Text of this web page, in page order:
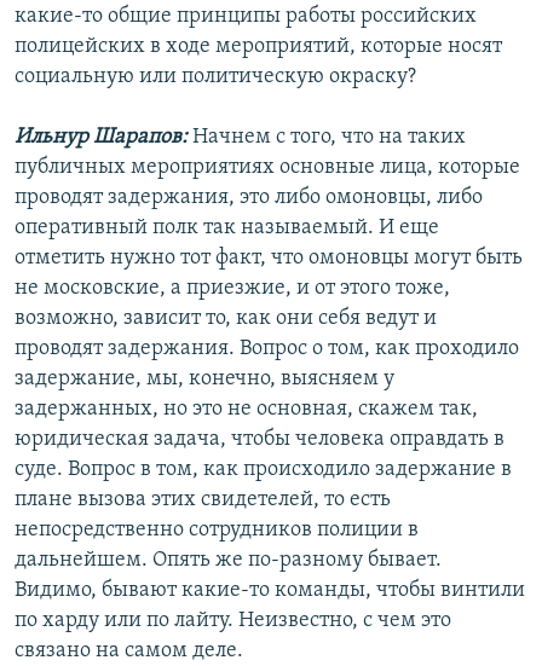
какие-то общие принципы работы российских
полицейских в ходе мероприятий, которые носят
социальную или политическую окраску?
Ильнур Шарапов:Начнем с того, что на таких
публичных мероприятиях основные лица, которые
проводят задержания, это либо омоновцы, либо
оперативный полк так называемый. И еще
отметить нужно тот факт, что омоновцы могут быть
не московские, а приезжие, и от этого тоже,
возможно, зависит то, как они себя ведут и
проводят задержания. Вопрос о том, как проходило
задержание, мы, конечно, выясняем у
задержанных, но это не основная, скажем так,
юридическая задача, чтобы человека оправдать в
суде. Вопрос в том, как происходило задержание в
плане вызова этих свидетелей, то есть
непосредственно сотрудников полиции в
дальнейшем. Опять же по-разному бывает.
Видимо, бывают какие-то команды, чтобы винтили
по харду или по лайту. Неизвестно, с чем это
связано на самом деле.